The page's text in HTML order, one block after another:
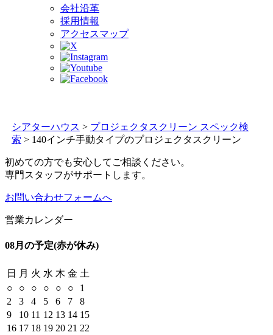
会社沿革
採用情報
アクセスマップ
シアターハウス > プロジェクタスクリーン スペック検
索 > 140インチ手動タイプのプロジェクタスクリーン
初めての方でも安心してご相談ください。
専門スタッフがサポートします。
お問い合わせフォームへ
営業カレンダー
08月の予定(赤が休み)
日 月 火 水 木 金 土
○
○ ○ ○ ○ ○
1
2
3 4 5 6 7
8
9
10 11 12 13 14 15
16 17 18 19 20 21 22